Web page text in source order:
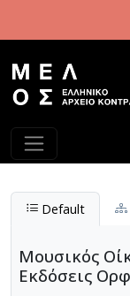
Default
Μουσικός
Εκδόσεις